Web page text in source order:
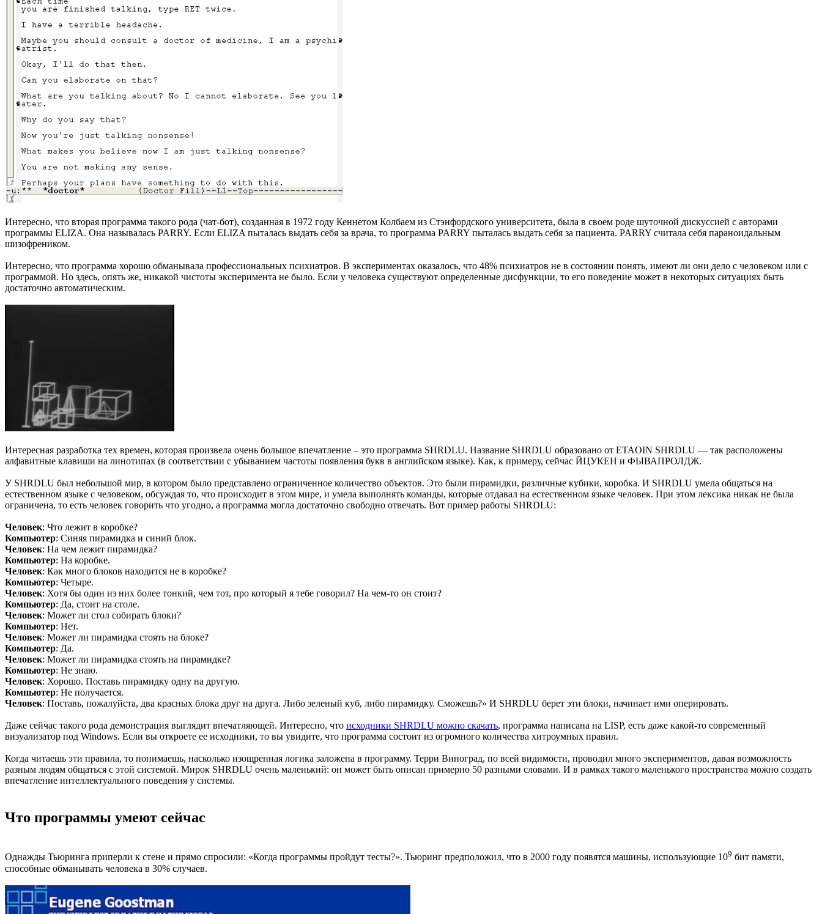
Интересно, что вторая программа такого рода (чат-бот), созданная в 1972 году Кеннетом Колбаем из Стэнфордского университета, была в своем роде шуточной дискуссией с авторами
программы ELIZA. Она называлась PARRY. Если ELIZA пыталась выдать себя за врача, то программа PARRY пыталась выдать себя за пациента. PARRY считала себя параноидальным
шизофреником.
Интересно, что программа хорошо обманывала профессиональных психиатров. В экспериментах оказалось, что 48% психиатров не в состоянии понять, имеют ли они дело с человеком или с
программой. Но здесь, опять же, никакой чистоты эксперимента не было. Если у человека существуют определенные дисфункции, то его поведение может в некоторых ситуациях быть
достаточно автоматическим.
Интересная разработка тех времен, которая произвела очень большое впечатление – это программа SHRDLU. Название SHRDLU образовано от ETAOIN SHRDLU — так расположены
алфавитные клавиши на линотипах (в соответствии с убыванием частоты появления букв в английском языке). Как, к примеру, сейчас ЙЦУКЕН и ФЫВАПРОЛДЖ.
У SHRDLU был небольшой мир, в котором было представлено ограниченное количество объектов. Это были пирамидки, различные кубики, коробка. И SHRDLU умела общаться на
естественном языке с человеком, обсуждая то, что происходит в этом мире, и умела выполнять команды, которые отдавал на естественном языке человек. При этом лексика никак не была
ограничена, то есть человек говорить что угодно, а программа могла достаточно свободно отвечать. Вот пример работы SHRDLU:
Человек: Что лежит в коробке?
Компьютер: Синяя пирамидка и синий блок.
Человек: На чем лежит пирамидка?
Компьютер: На коробке.
Человек: Как много блоков находится не в коробке?
Компьютер: Четыре.
Человек: Хотя бы один из них более тонкий, чем тот, про который я тебе говорил? На чем-то он стоит?
Компьютер: Да, стоит на столе.
Человек: Может ли стол собирать блоки?
Компьютер: Нет.
Человек: Может ли пирамидка стоять на блоке?
Компьютер: Да.
Человек: Может ли пирамидка стоять на пирамидке?
Компьютер: Не знаю.
Человек: Хорошо. Поставь пирамидку одну на другую.
Компьютер: Не получается.
Человек: Поставь, пожалуйста, два красных блока друг на друга. Либо зеленый куб, либо пирамидку. Сможешь?» И SHRDLU берет эти блоки, начинает ими оперировать.
Даже сейчас такого рода демонстрация выглядит впечатляющей. Интересно, что исходники SHRDLU можно скачать, программа написана на LISP, есть даже какой-то современный
визуализатор под Windows. Если вы откроете ее исходники, то вы увидите, что программа состоит из огромного количества хитроумных правил.
Когда читаешь эти правила, то понимаешь, насколько изощренная логика заложена в программу. Терри Виноград, по всей видимости, проводил много экспериментов, давая возможность
разным людям общаться с этой системой. Мирок SHRDLU очень маленький: он может быть описан примерно 50 разными словами. И в рамках такого маленького пространства можно создать
впечатление интеллектуального поведения у системы.
Что программы умеют сейчас
Однажды Тьюринга приперли к стене и прямо спросили: «Когда программы пройдут тесты?». Тьюринг предположил, что в 2000 году появятся машины, использующие 109 бит памяти,
способные обманывать человека в 30% случаев.